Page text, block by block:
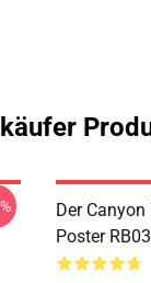
Der Canyon
Poster